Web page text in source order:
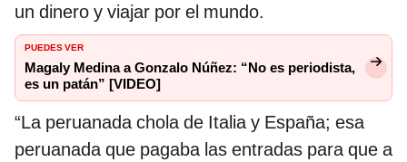
un dinero y viajar por el mundo.
PUEDES VER
Magaly Medina a Gonzalo Núñez: “No es periodista,
es un patán” [VIDEO]
“La peruanada chola de Italia y España; esa
peruanada que pagaba las entradas para que a